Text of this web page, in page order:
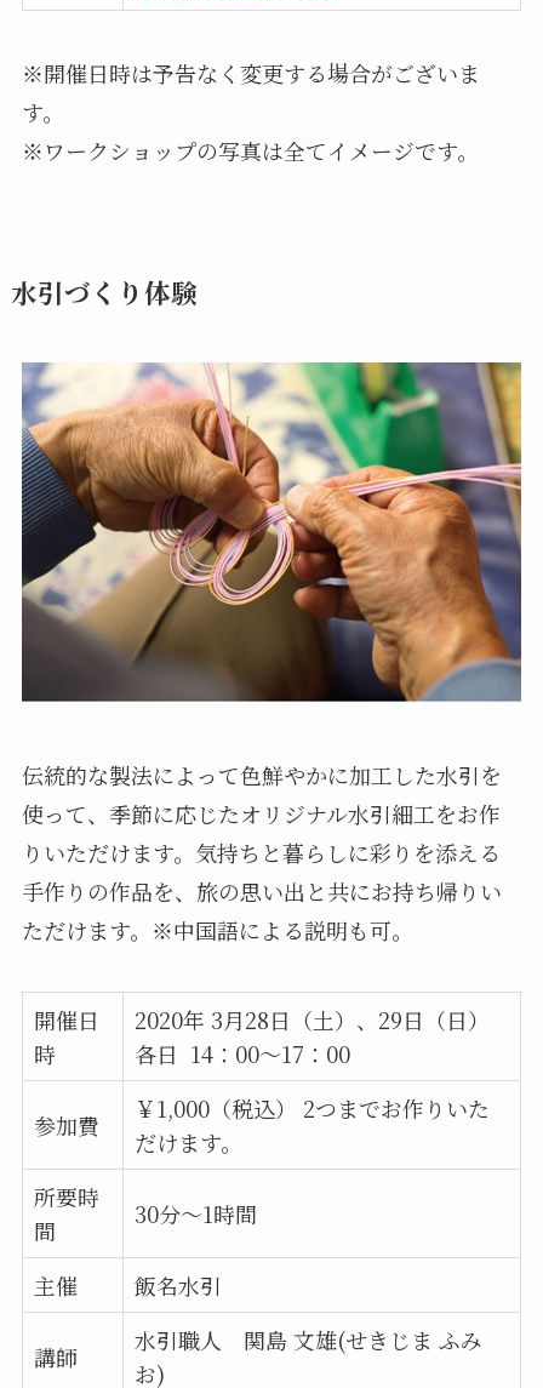
※開催日時は予告なく変更する場合がございま
す。
※ワークショップの写真は全てイメージです。
水引づくり体験
伝統的な製法によって色鮮やかに加工した水引を
使って、季節に応じたオリジナル水引細工をお作
りいただけます。気持ちと暮らしに彩りを添える
手作りの作品を、旅の思い出と共にお持ち帰りい
ただけます。※中国語による説明も可。
開催日
時
2020年 3月28日（土）、29日（日）
各日 14：00～17：00
参加費
￥1,000（税込） 2つまでお作りいた
だけます。
所要時
間
30分～1時間
主催 飯名水引
講師
水引職人 関島 文雄(せきじま ふみ
お)